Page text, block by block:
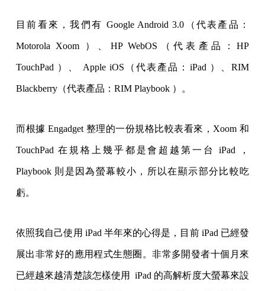
目前看來，我們有 Google Android 3.0（代表產品：
Motorola Xoom ）、HP WebOS（代表產品：HP
TouchPad ）、 Apple iOS（代表產品：iPad ）、RIM
Blackberry（代表產品：RIM Playbook ）。
而根據 Engadget 整理的一份規格比較表看來，Xoom 和
TouchPad 在規格上幾乎都是會超越第一台 iPad ，
Playbook 則是因為螢幕較小，所以在顯示部分比較吃
虧。
依照我自己使用 iPad 半年來的心得是，目前 iPad 已經發
展出非常好的應用程式生態圈。非常多開發者十個月來
已經越來越清楚該怎樣使用 iPad 的高解析度大螢幕來設